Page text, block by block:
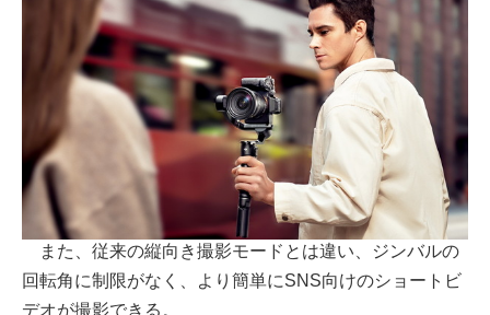
また、従来の縦向き撮影モードとは違い、ジンバルの
回転角に制限がなく、より簡単にSNS向けのショートビ
デオが撮影できる。